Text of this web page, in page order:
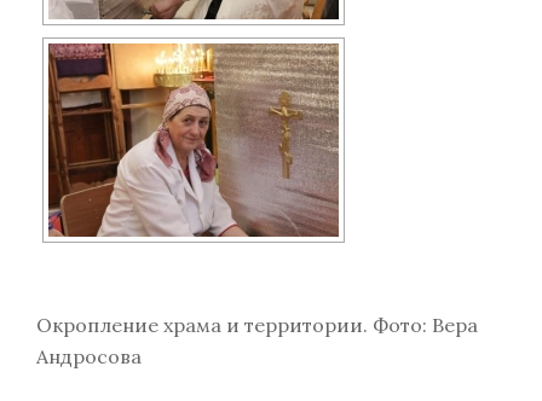
Окропление храма и территории. Фото: Вера
Андросова